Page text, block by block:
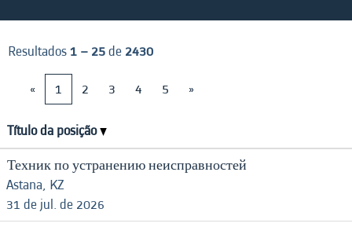
Resultados1 – 25de 2430
«
1 2 3 4 5 »
Título da posição
Техник по устранению неисправностей
Astana, KZ
31 de jul. de 2026